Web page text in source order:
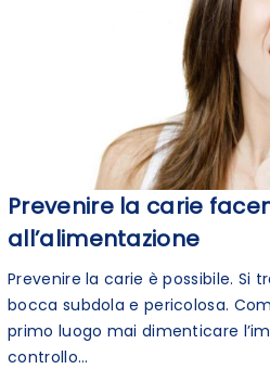
Prevenire la carie
all’alimentazione
Prevenire la carie è possibile. Si
bocca subdola e pericolosa.
primo luogo mai dimenticare
controllo...